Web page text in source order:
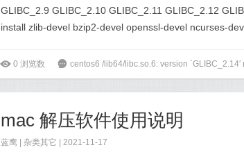
GLIBC_2.9 GLIBC_2.10 GLIBC_2.11 GLIBC_2.12
install zlib-devel bzip2-devel openssl-devel ncurses-
ė 0 浏览数 6 centos6 /lib64/libc.so.6: version `GLIBC_2.14′
mac 解压软件使用说明
蓝鹰 | 杂类其它 | 2021-11-17